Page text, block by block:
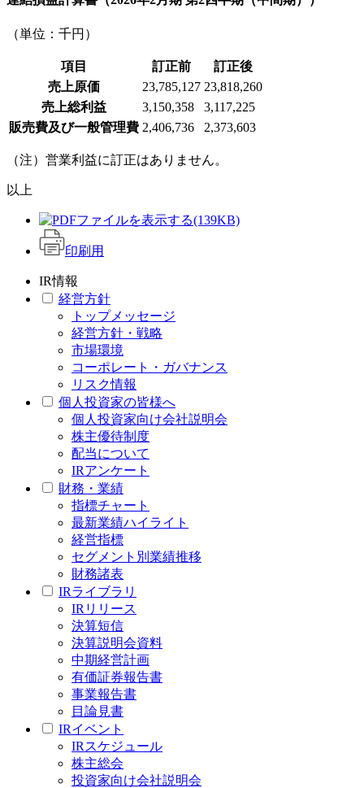
（単位：千円）
項目 訂正前
訂正後
売上原価
23,785,127 23,818,260
売上総利益
3,150,358
3,117,225
販売費及び一般管理費 2,406,736 2,373,603
（注）営業利益に訂正はありません。
以上
(139KB)
印刷用
IR情報
経営方針
トップメッセージ
経営方針・戦略
市場環境
コーポレート・ガバナンス
リスク情報
個人投資家の皆様へ
個人投資家向け会社説明会
株主優待制度
配当について
IRアンケート
財務・業績
指標チャート
最新業績ハイライト
経営指標
セグメント別業績推移
財務諸表
IRライブラリ
IRリリース
決算短信
決算説明会資料
中期経営計画
有価証券報告書
事業報告書
目論見書
IRイベント
IRスケジュール
株主総会
投資家向け会社説明会